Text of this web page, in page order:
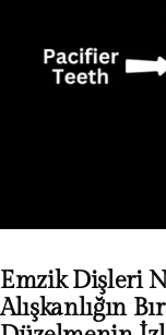
Emzik Dişleri
Alışkanlığın